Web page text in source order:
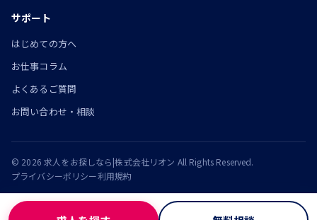
サポート
はじめての方へ
お仕事コラム
よくあるご質問
お問い合わせ・相談
© 2026 求人をお探しなら|株式会社リオン All Rights Reserved.
プライバシーポリシー利用規約